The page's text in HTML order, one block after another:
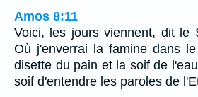
Amos 8:11
Voici, les jours viennent, dit le
Où j'enverrai la famine dans
disette du pain et la soif de
soif d'entendre les paroles de